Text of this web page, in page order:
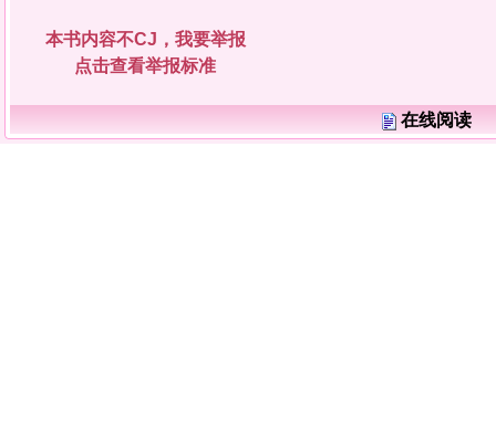
本书内容不CJ，我要举报
点击查看举报标准
在线阅读